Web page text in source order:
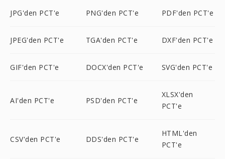
JPG'den PCT'e PNG'den PCT'e PDF'den PCT'e
JPEG'den PCT'e TGA'den PCT'e DXF'den PCT'e
GIF'den PCT'e DOCX'den PCT'e SVG'den PCT'e
AI'den PCT'e PSD'den PCT'e
XLSX'den
PCT'e
CSV'den PCT'e DDS'den PCT'e
HTML'den
PCT'e